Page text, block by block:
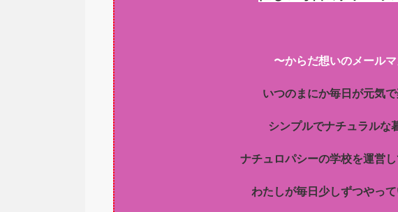
〜からだ想いのメール
いつのまにか毎日が元気
シンプルでナチュラルな
ナチュロパシーの学校を運営
わたしが毎日少しずつやっ